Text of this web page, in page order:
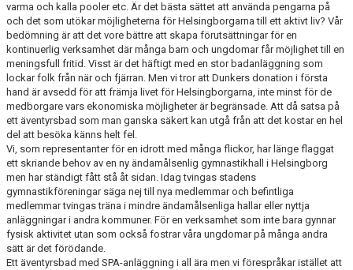
varma och kalla pooler etc. Är det bästa sättet att använda pengarna på
och det som utökar möjligheterna för Helsingborgarna till ett aktivt liv? Vår
bedömning är att det vore bättre att skapa förutsättningar för en
kontinuerlig verksamhet där många barn och ungdomar får möjlighet till en
meningsfull fritid. Visst är det häftigt med en stor badanläggning som
lockar folk från när och fjärran. Men vi tror att Dunkers donation i första
hand är avsedd för att främja livet för Helsingborgarna, inte minst för de
medborgare vars ekonomiska möjligheter är begränsade. Att då satsa på
ett äventyrsbad som man ganska säkert kan utgå från att det kostar en hel
del att besöka känns helt fel.
Vi, som representanter för en idrott med många flickor, har länge flaggat
ett skriande behov av en ny ändamålsenlig gymnastikhall i Helsingborg
men har ständigt fått stå åt sidan. Idag tvingas stadens
gymnastikföreningar säga nej till nya medlemmar och befintliga
medlemmar tvingas träna i mindre ändamålsenliga hallar eller nyttja
anläggningar i andra kommuner. För en verksamhet som inte bara gynnar
fysisk aktivitet utan som också fostrar våra ungdomar på många andra
sätt är det förödande.
Ett äventyrsbad med SPA-anläggning i all ära men vi förespråkar istället att